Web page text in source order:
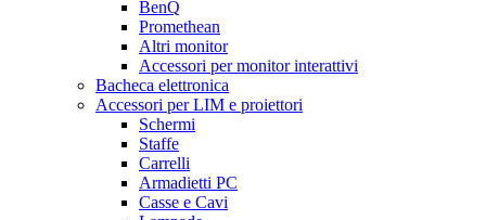
BenQ
Promethean
Altri monitor
Accessori per monitor interattivi
Bacheca elettronica
Accessori per LIM e proiettori
Schermi
Staffe
Carrelli
Armadietti PC
Casse e Cavi